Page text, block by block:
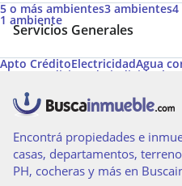
5 o más ambientes3 ambientes4
1 ambiente
Servicios Generales
Apto CréditoElectricidadAgua
Aire acondicionado individual
Calefacción tiro balanceado
Encontrá propiedades e
casas, departamentos,
PH, cocheras y más en